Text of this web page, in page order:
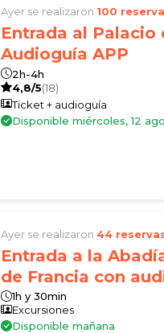
Ayer se realizaron 100
Entrada al Palacio
Audioguía APP
2h-4h
4,8/5(18)
Ticket + audioguía
Disponible miércoles, 12
Ayer se realizaron 44
Entrada a la
de Francia con
1h y 30min
Excursiones
Disponible mañana